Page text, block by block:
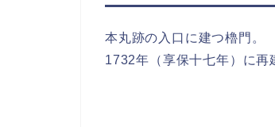
本丸跡の入口に建つ櫓門。
1732年（享保十七年）に再